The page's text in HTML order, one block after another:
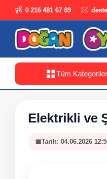
0 216 481 67 89
Tüm Kategoriler
Elektrikli ve
Tarih: 04.06.2026